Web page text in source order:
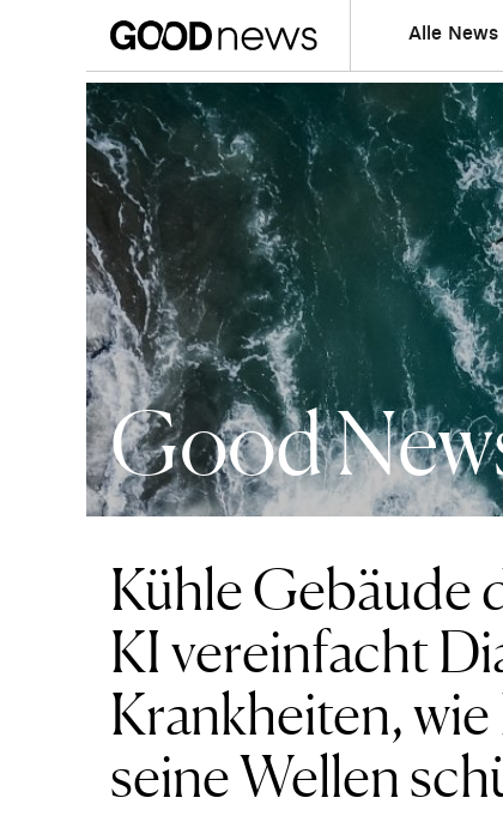
Alle News
Good
Kühle Gebäude
KI vereinfacht
Krankheiten,
seine Wellen